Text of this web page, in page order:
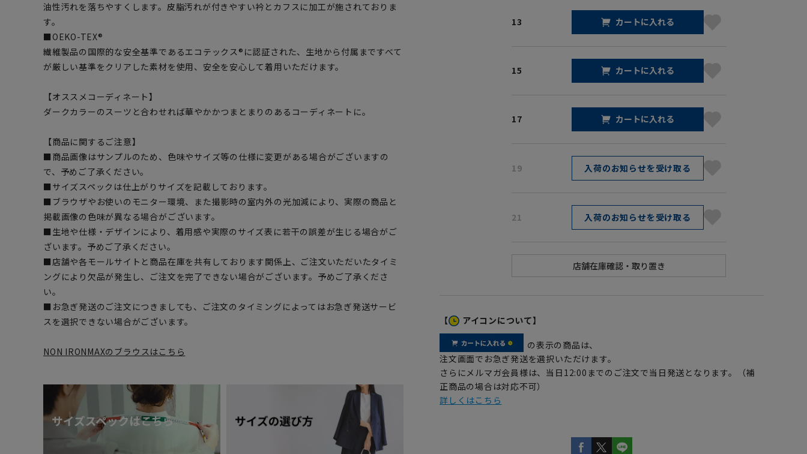
油性汚れを落ちやすくします。皮脂汚れが付きやすい衿とカフスに加工が施されておりま
す。
■OEKO-TEX®
繊維製品の国際的な安全基準であるエコテックス®に認証された、生地から付属まですべて
が厳しい基準をクリアした素材を使用、安全を安心して着用いただけます。
【オススメコーディネート】
ダークカラーのスーツと合わせれば華やかかつまとまりのあるコーディネートに。
【商品に関するご注意】
■商品画像はサンプルのため、色味やサイズ等の仕様に変更がある場合がございますの
で、予めご了承ください。
■サイズスペックは仕上がりサイズを記載しております。
■ブラウザやお使いのモニター環境、また撮影時の室内外の光加減により、実際の商品と
掲載画像の色味が異なる場合がございます。
■生地や仕様・デザインにより、着用感や実際のサイズ表に若干の誤差が生じる場合がご
ざいます。予めご了承ください。
■店舗や各モールサイトと商品在庫を共有しております関係上、ご注文いただいたタイミ
ングにより欠品が発生し、ご注文を完了できない場合がございます。予めご了承くださ
い。
■お急ぎ発送のご注文につきましても、ご注文のタイミングによってはお急ぎ発送サービ
スを選択できない場合がございます。
NON IRONMAXのブラウスはこちら
13 カートに入れる
15 カートに入れる
17 カートに入れる
19 入荷のお知らせを受け取る
21 入荷のお知らせを受け取る
【 アイコンについて】
の表示の商品は、
注文画面でお急ぎ発送を選択いただけます。
さらにメルマガ会員様は、当日12:00までのご注文で当日発送となります。（補
正商品の場合は対応不可）
詳しくはこちら